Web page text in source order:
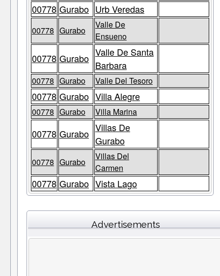
00778 Gurabo Urb Veredas
00778 Gurabo
Valle De
Ensueno
00778 Gurabo Valle De Santa
Barbara
00778 Gurabo Valle Del Tesoro
00778 Gurabo Villa Alegre
00778 Gurabo Villa Marina
00778 Gurabo Villas De
Gurabo
00778 Gurabo
Villas Del
Carmen
00778 Gurabo Vista Lago
Advertisements